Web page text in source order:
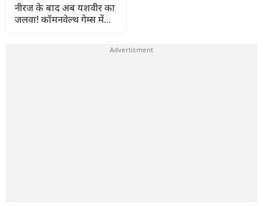
नीरज के बाद अब यशवीर का
जलवा! कॉमनवेल्थ गेम्स में